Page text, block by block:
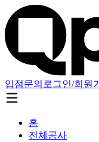
입점문의 로그인/회원
홈
전체공사